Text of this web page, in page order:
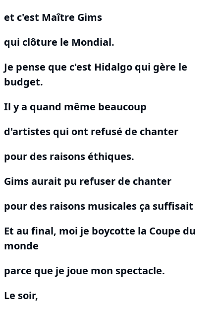
et c'est Maître Gims
qui clôture le Mondial.
Je pense que c'est Hidalgo qui gère le
budget.
Il y a quand même beaucoup
d'artistes qui ont refusé de chanter
pour des raisons éthiques.
Gims aurait pu refuser de chanter
pour des raisons musicales ça suffisait
Et au final, moi je boycotte la Coupe du
monde
parce que je joue mon spectacle.
Le soir,